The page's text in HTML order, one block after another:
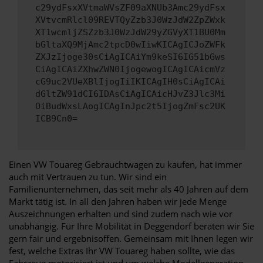
c29ydFsxXVtmaWVsZF09aXNUb3Amc29ydFsx
XVtvcmRlcl09REVTQyZzb3J0WzJdW2ZpZWxk
XT1wcmljZSZzb3J0WzJdW29yZGVyXT1BU0Mm
bGltaXQ9MjAmc2tpcD0wIiwKICAgICJoZWFk
ZXJzIjoge30sCiAgICAiYm9keSI6IG51bGws
CiAgICAiZXhwZWN0IjogewogICAgICAicmVz
cG9uc2VUeXBlIjogIiIKICAgIH0sCiAgICAi
dGltZW91dCI6IDAsCiAgICAicHJvZ3Jlc3Mi
OiBudWxsLAogICAgInJpc2t5IjogZmFsc2UK
ICB9Cn0=
Einen VW Touareg Gebrauchtwagen zu kaufen, hat immer
auch mit Vertrauen zu tun. Wir sind ein
Familienunternehmen, das seit mehr als 40 Jahren auf dem
Markt tätig ist. In all den Jahren haben wir jede Menge
Auszeichnungen erhalten und sind zudem nach wie vor
unabhängig. Für Ihre Mobilität in Deggendorf beraten wir Sie
gern fair und ergebnisoffen. Gemeinsam mit Ihnen legen wir
fest, welche Extras Ihr VW Touareg haben sollte, wie das